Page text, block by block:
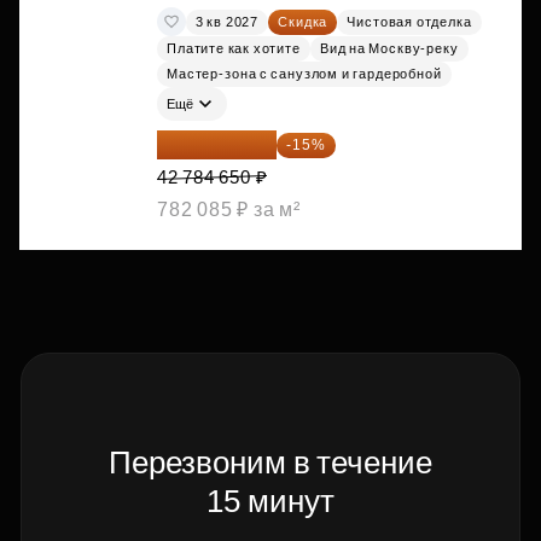
3 кв 2027 Скидка
Чистовая отделка
Платите как хотите
Вид на Москву-реку
Мастер-зона с санузлом и гардеробной
Ещё
36 366 953 ₽ -15%
42 784 650 ₽
782 085 ₽ за м²
Перезвоним в течение
15 минут